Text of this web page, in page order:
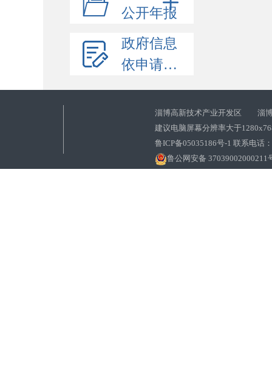
公开年报
政府信息
依申请公开
淄博高新技术产业开发区 淄博
建议电脑屏幕分辨率大于
鲁ICP备05035186号-1 联系电话
鲁公网安备 37039002000211